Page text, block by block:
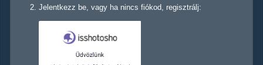
Jelentkezz be, vagy ha nincs fiókod, regisztrálj: